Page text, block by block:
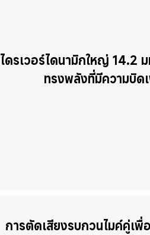
ไดรเวอร์ไดนามิกใหญ่ 14.2
ทรงพลังที่มีความบิด
การตัดเสียงรบกวนไมค์คู่เพื่